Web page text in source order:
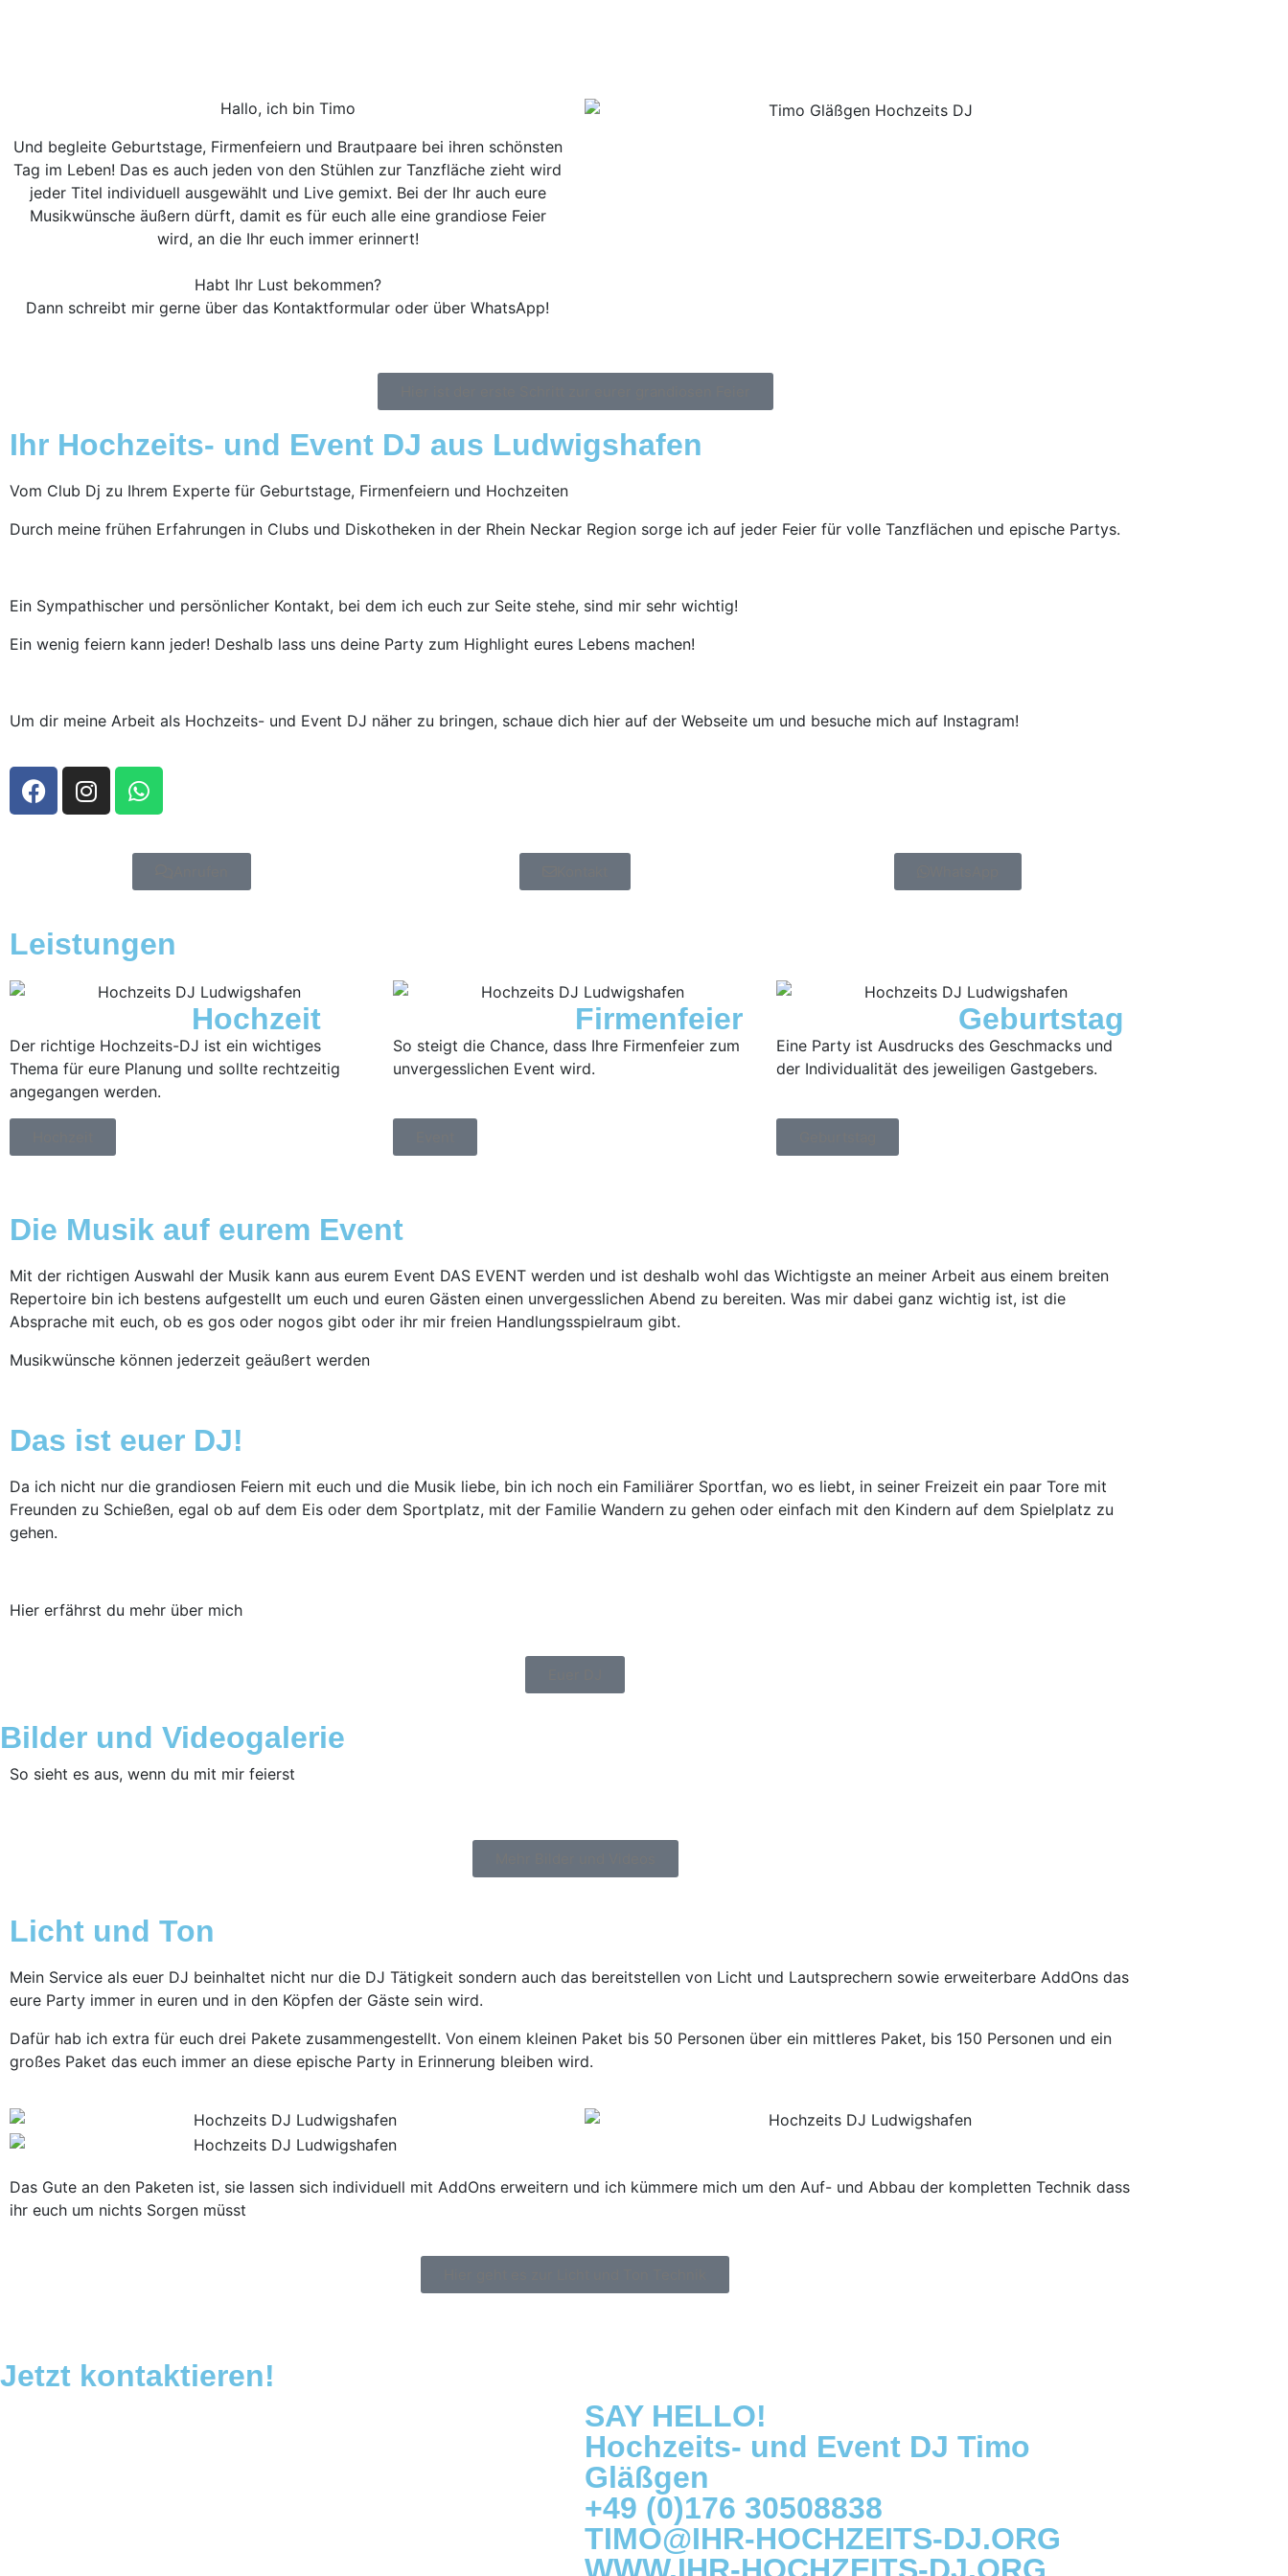
Hallo, ich bin Timo
Und begleite Geburtstage, Firmenfeiern und Brautpaare bei ihren schönsten
Tag im Leben! Das es auch jeden von den Stühlen zur Tanzfläche zieht wird
jeder Titel individuell ausgewählt und Live gemixt. Bei der Ihr auch eure
Musikwünsche äußern dürft, damit es für euch alle eine grandiose Feier
wird, an die Ihr euch immer erinnert!
Habt Ihr Lust bekommen?
Dann schreibt mir gerne über das Kontaktformular oder über WhatsApp!
Ihr Hochzeits- und Event DJ aus Ludwigshafen
Vom Club Dj zu Ihrem Experte für Geburtstage, Firmenfeiern und Hochzeiten
Durch meine frühen Erfahrungen in Clubs und Diskotheken in der Rhein Neckar Region sorge ich auf jeder Feier für volle Tanzflächen und epische Partys.
Ein Sympathischer und persönlicher Kontakt, bei dem ich euch zur Seite stehe, sind mir sehr wichtig!
Ein wenig feiern kann jeder! Deshalb lass uns deine Party zum Highlight eures Lebens machen!
Um dir meine Arbeit als Hochzeits- und Event DJ näher zu bringen, schaue dich hier auf der Webseite um und besuche mich auf Instagram!
Leistungen
Hochzeit
Der richtige Hochzeits-DJ ist ein wichtiges
Thema für eure Planung und sollte rechtzeitig
angegangen werden.
Firmenfeier
So steigt die Chance, dass Ihre Firmenfeier zum
unvergesslichen Event wird.
Geburtstag
Eine Party ist Ausdrucks des Geschmacks und
der Individualität des jeweiligen Gastgebers.
Die Musik auf eurem Event
Mit der richtigen Auswahl der Musik kann aus eurem Event DAS EVENT werden und ist deshalb wohl das Wichtigste an meiner Arbeit aus einem breiten
Repertoire bin ich bestens aufgestellt um euch und euren Gästen einen unvergesslichen Abend zu bereiten. Was mir dabei ganz wichtig ist, ist die
Absprache mit euch, ob es gos oder nogos gibt oder ihr mir freien Handlungsspielraum gibt.
Musikwünsche können jederzeit geäußert werden
Das ist euer DJ!
Da ich nicht nur die grandiosen Feiern mit euch und die Musik liebe, bin ich noch ein Familiärer Sportfan, wo es liebt, in seiner Freizeit ein paar Tore mit
Freunden zu Schießen, egal ob auf dem Eis oder dem Sportplatz, mit der Familie Wandern zu gehen oder einfach mit den Kindern auf dem Spielplatz zu
gehen.
Hier erfährst du mehr über mich
Bilder und Videogalerie
So sieht es aus, wenn du mit mir feierst
Licht und Ton
Mein Service als euer DJ beinhaltet nicht nur die DJ Tätigkeit sondern auch das bereitstellen von Licht und Lautsprechern sowie erweiterbare AddOns das
eure Party immer in euren und in den Köpfen der Gäste sein wird.
Dafür hab ich extra für euch drei Pakete zusammengestellt. Von einem kleinen Paket bis 50 Personen über ein mittleres Paket, bis 150 Personen und ein
großes Paket das euch immer an diese epische Party in Erinnerung bleiben wird.
Das Gute an den Paketen ist, sie lassen sich individuell mit AddOns erweitern und ich kümmere mich um den Auf- und Abbau der kompletten Technik dass
ihr euch um nichts Sorgen müsst
Jetzt kontaktieren!
SAY HELLO!
Hochzeits- und Event DJ Timo
Gläßgen
+49 (0)176 30508838
TIMO@IHR-HOCHZEITS-DJ.ORG